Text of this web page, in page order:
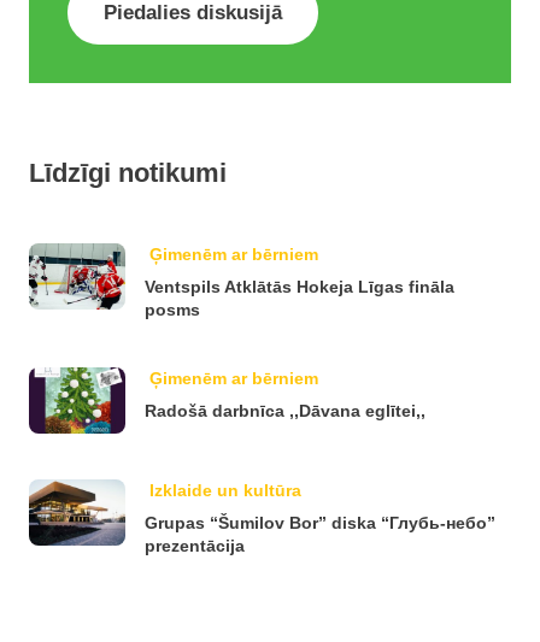
Piedalies diskusijā
Līdzīgi notikumi
Ģimenēm ar bērniem
Ventspils Atklātās Hokeja Līgas fināla
posms
Ģimenēm ar bērniem
Radošā darbnīca ,,Dāvana eglītei,,
Izklaide un kultūra
Grupas “Šumilov Bor” diska “Глубь-небо”
prezentācija